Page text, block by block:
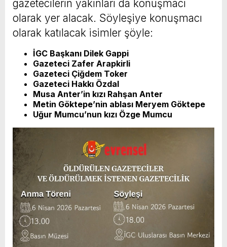
gazetecilerin yakınları da konuşmacı
olarak yer alacak. Söyleşiye konuşmacı
olarak katılacak isimler şöyle:
İGC Başkanı Dilek Gappi
Gazeteci Zafer Arapkirli
Gazeteci Çiğdem Toker
Gazeteci Hakkı Özdal
Musa Anter’in kızı Rahşan Anter
Metin Göktepe’nin ablası Meryem Göktepe
Uğur Mumcu’nun kızı Özge Mumcu